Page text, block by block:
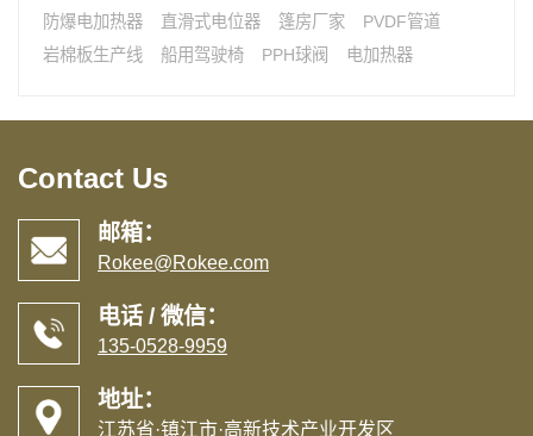
防爆电加热器
直滑式电位器 篷房厂家
PVDF管道
岩棉板生产线
船用驾驶椅 PPH球阀 电加热器
Contact Us
邮箱：
Rokee@Rokee.com
电话 / 微信：
135-0528-9959
地址：
江苏省·镇江市·高新技术产业开发区